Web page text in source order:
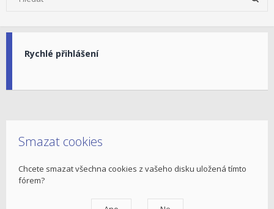
Rychlé přihlášení
Smazat cookies
Chcete smazat všechna cookies z vašeho disku uložená tímto
fórem?